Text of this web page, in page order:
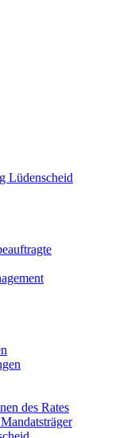
Lüdenscheid
des Rates